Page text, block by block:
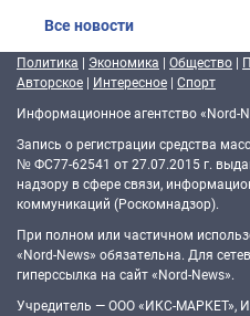
Все новости
Политика | Экономика | Общество |
Авторское | Интересное | Спорт
Информационное агентство «Nord-
Запись о регистрации средства
№ ФС77-62541 от 27.07.2015 г.
надзору в сфере связи,
коммуникаций (Роскомнадзор).
При полном или частичном
«Nord-News» обязательна. Для
гиперссылка на сайт «Nord-News».
Учредитель — ООО «ИКС-МАРКЕТ»,